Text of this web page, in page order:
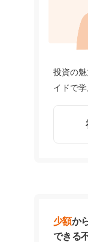
投資の
イドで学
少額か
できる